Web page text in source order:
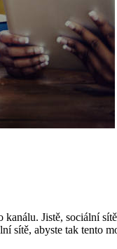
Jistě, sociální
sítě, abyste tak tento